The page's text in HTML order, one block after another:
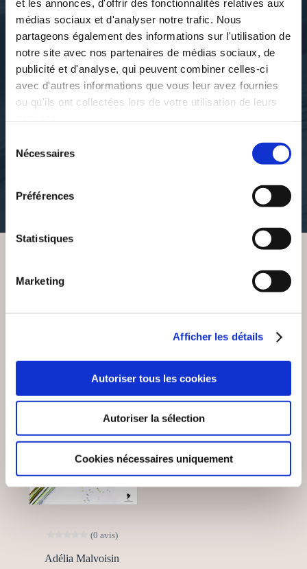
et les annonces, d'offrir des fonctionnalités relatives aux
médias sociaux et d'analyser notre trafic. Nous
partageons également des informations sur l'utilisation de
notre site avec nos partenaires de médias sociaux, de
publicité et d'analyse, qui peuvent combiner celles-ci
avec d'autres informations que vous leur avez fournies
ou qu'ils ont collectées lors de votre utilisation de leurs
Nécessaires
Préférences
Statistiques
Marketing
Afficher les détails
Autoriser tous les cookies
Autoriser la sélection
Cookies nécessaires uniquement
Béatrice Isabelle MASSIN
POULE AUX OEUFS
Béatrice Isabelle MASSIN
BONBONS DE L'OUBLI)
VOUS AIMEREZ AUSSI
(0 avis)
Adélia Malvoisin